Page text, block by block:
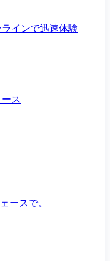
インで迅速体験
ス
ースで。